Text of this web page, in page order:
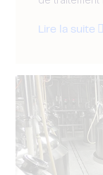
Lire la suite